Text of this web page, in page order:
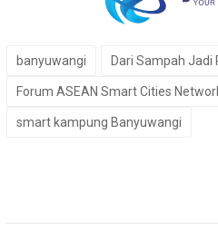
banyuwangi Dari Sampah Jadi
Forum ASEAN Smart Cities
smart kampung Banyuwangi